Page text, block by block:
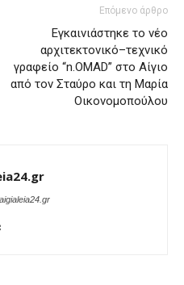
Επόμενο άρθρο
Εγκαινιάστηκε το νέο
αρχιτεκτονικό–τεχνικό
γραφείο “n.OMAD” στο Αίγιο
από τον Σταύρο και τη Μαρία
Οικονομοπούλου